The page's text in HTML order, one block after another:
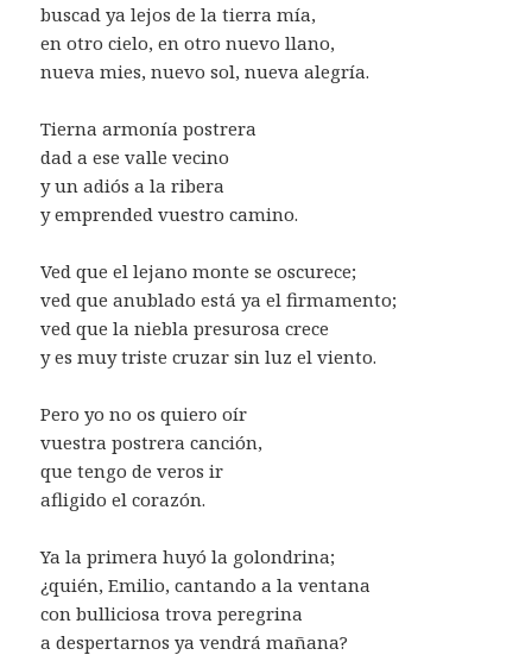
buscad ya lejos de la tierra mía,
en otro cielo, en otro nuevo llano,
nueva mies, nuevo sol, nueva alegría.
Tierna armonía postrera
dad a ese valle vecino
y un adiós a la ribera
y emprended vuestro camino.
Ved que el lejano monte se oscurece;
ved que anublado está ya el firmamento;
ved que la niebla presurosa crece
y es muy triste cruzar sin luz el viento.
Pero yo no os quiero oír
vuestra postrera canción,
que tengo de veros ir
afligido el corazón.
Ya la primera huyó la golondrina;
¿quién, Emilio, cantando a la ventana
con bulliciosa trova peregrina
a despertarnos ya vendrá mañana?